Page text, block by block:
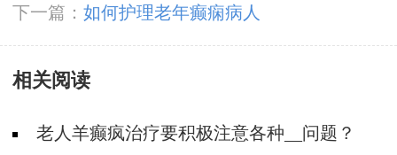
下一篇： 如何护理老年癫痫病人
相关阅读
老人羊癫疯治疗要积极注意各种__问题？